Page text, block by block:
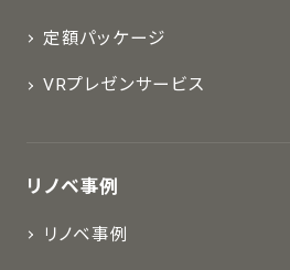
定額パッケージ
VRプレゼンサービス
リノベ事例
リノベ事例